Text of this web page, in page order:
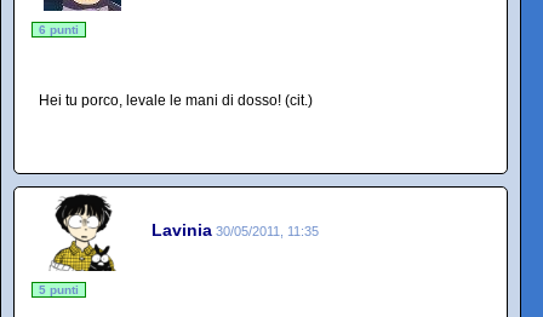
6 punti
Hei tu porco, levale le mani di dosso! (cit.)
Lavinia 30/05/2011, 11:35
5 punti